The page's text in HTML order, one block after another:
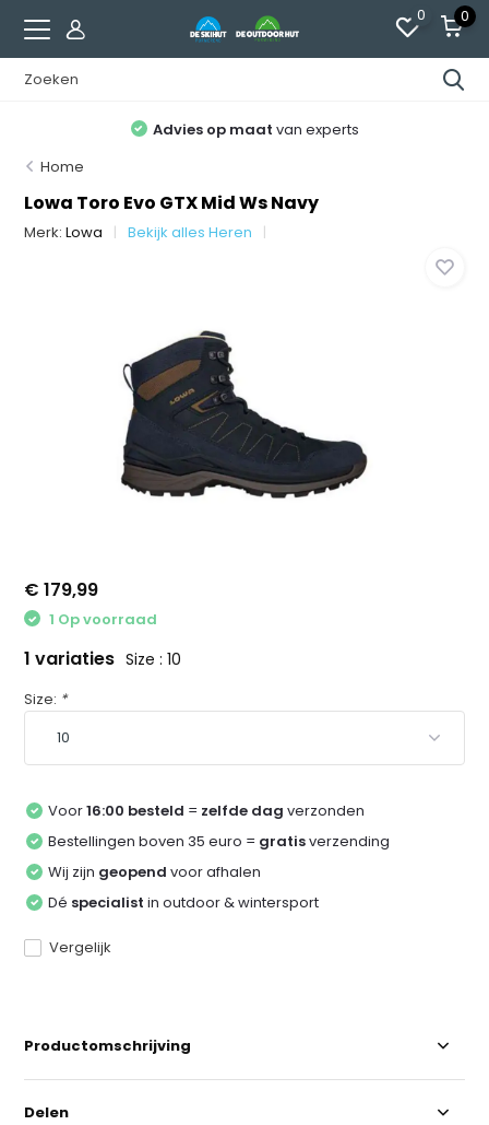
0 0
45 jaar ervaringin wintersport en outdoor
Home
Lowa Toro Evo GTX Mid Ws Navy
Merk:Lowa Bekijk alles Heren
€ 179,99
1 Op voorraad
1 variaties Size : 10
Size: *
Voor16:00 besteld = zelfde dag verzonden
Bestellingen boven 35 euro = gratisverzending
Wij zijn geopend voor afhalen
Dé specialist in outdoor & wintersport
Vergelijk
Productomschrijving
Delen